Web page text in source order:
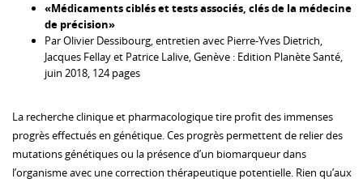
«Médicaments ciblés et tests associés, clés de la médecine
de précision»
Par Olivier Dessibourg, entretien avec Pierre-Yves Dietrich,
Jacques Fellay et Patrice Lalive, Genève : Edition Planète Santé,
juin 2018, 124 pages
La recherche clinique et pharmacologique tire profit des immenses
progrès effectués en génétique. Ces progrès permettent de relier des
mutations génétiques ou la présence d’un biomarqueur dans
l’organisme avec une correction thérapeutique potentielle. Rien qu’aux